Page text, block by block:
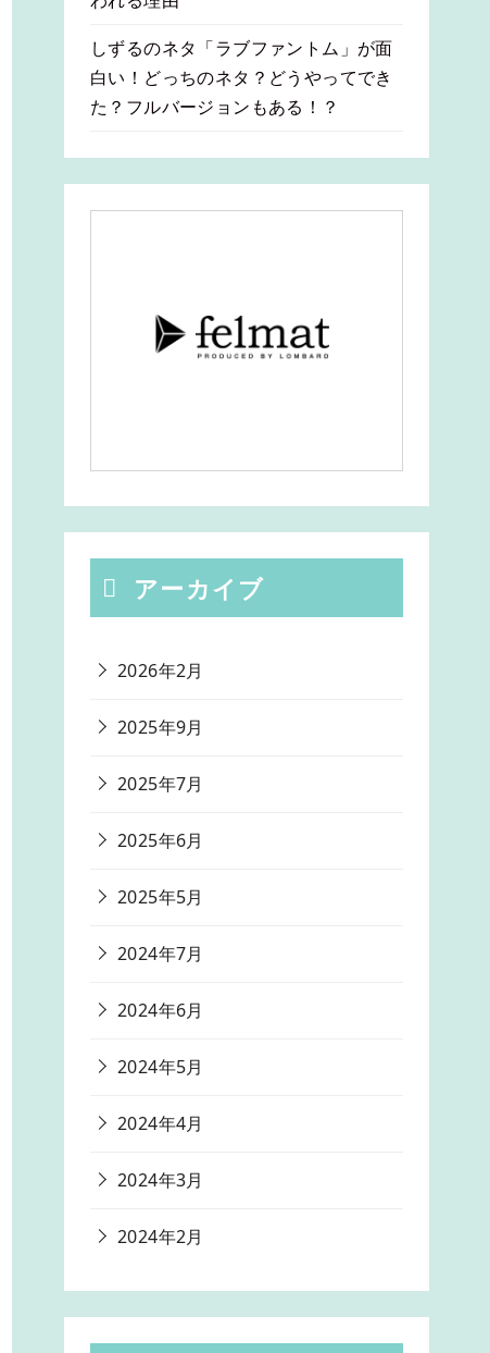
しずるのネタ「ラブファントム」が面
白い！どっちのネタ？どうやってでき
た？フルバージョンもある！？
アーカイブ
2026年2月
2025年9月
2025年7月
2025年6月
2025年5月
2024年7月
2024年6月
2024年5月
2024年4月
2024年3月
2024年2月